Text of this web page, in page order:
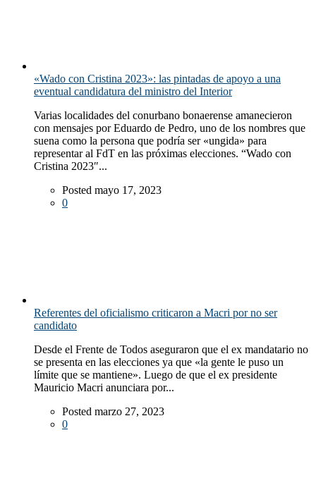
«Wado con Cristina 2023»: las pintadas de apoyo a una
eventual candidatura del ministro del Interior
Varias localidades del conurbano bonaerense amanecieron
con mensajes por Eduardo de Pedro, uno de los nombres que
suena como la persona que podría ser «ungida» para
representar al FdT en las próximas elecciones. “Wado con
Cristina 2023″...
Posted mayo 17, 2023
0
Referentes del oficialismo criticaron a Macri por no ser
candidato
Desde el Frente de Todos aseguraron que el ex mandatario no
se presenta en las elecciones ya que «la gente le puso un
límite que se mantiene». Luego de que el ex presidente
Mauricio Macri anunciara por...
Posted marzo 27, 2023
0